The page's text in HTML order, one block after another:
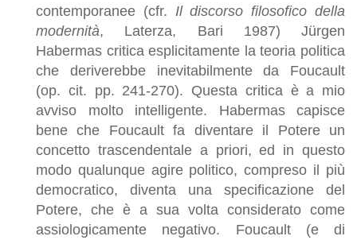
contemporanee (cfr. Il discorso filosofico della
modernità, Laterza, Bari 1987) Jürgen
Habermas critica esplicitamente la teoria politica
che deriverebbe inevitabilmente da Foucault
(op. cit. pp. 241-270). Questa critica è a mio
avviso molto intelligente. Habermas capisce
bene che Foucault fa diventare il Potere un
concetto trascendentale a priori, ed in questo
modo qualunque agire politico, compreso il più
democratico, diventa una specificazione del
Potere, che è a sua volta considerato come
assiologicamente negativo. Foucault (e di